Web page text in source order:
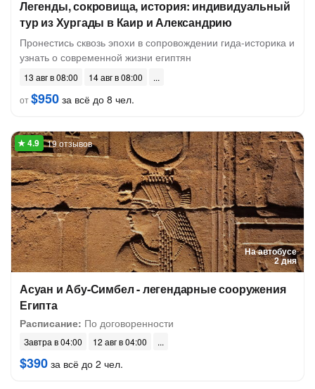
Легенды, сокровища, история: индивидуальный
тур из Хургады в Каир и Александрию
Пронестись сквозь эпохи в сопровождении гида-историка и
узнать о современной жизни египтян
13 авг в 08:00
14 авг в 08:00
от$950 за всё до 8 чел.
На автобусе
2 дня
19 отзывов
Асуан и Абу-Симбел - легендарные сооружения
Египта
Расписание: По договоренности
Завтра в 04:00 12 авг в 04:00
$390 за всё до 2 чел.